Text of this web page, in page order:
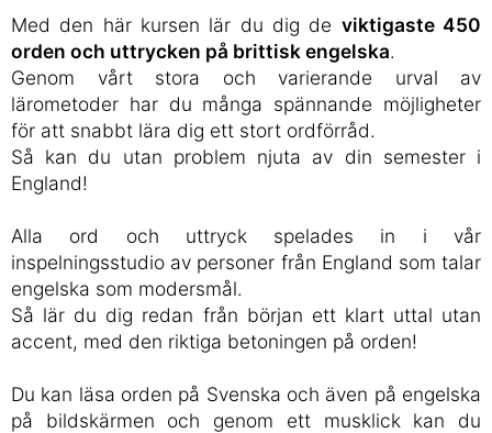
Med den här kursen lär du dig de viktigaste 450
orden och uttrycken på brittisk engelska.
Genom vårt stora och varierande urval av
lärometoder har du många spännande möjligheter
för att snabbt lära dig ett stort ordförråd.
Så kan du utan problem njuta av din semester i
England!
Alla ord och uttryck spelades in i vår
inspelningsstudio av personer från England som talar
engelska som modersmål.
Så lär du dig redan från början ett klart uttal utan
accent, med den riktiga betoningen på orden!
Du kan läsa orden på Svenska och även på engelska
på bildskärmen och genom ett musklick kan du